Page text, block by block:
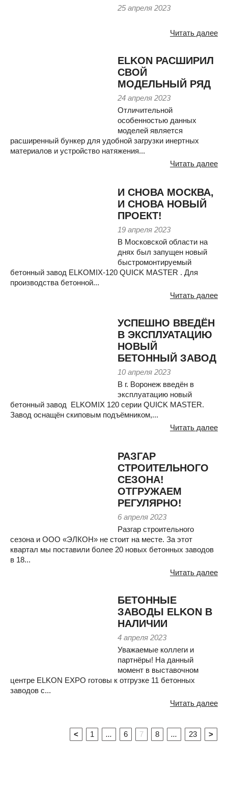
25 апреля 2023
Читать далее
ELKON РАСШИРИЛ
СВОЙ
МОДЕЛЬНЫЙ РЯД
24 апреля 2023
Отличительной
особенностью данных
моделей является
расширенный бункер для удобной загрузки инертных
материалов и устройство натяжения...
Читать далее
И СНОВА МОСКВА,
И СНОВА НОВЫЙ
ПРОЕКТ!
19 апреля 2023
В Московской области на
днях был запущен новый
быстромонтируемый
бетонный завод ELKOMIX-120 QUICK MASTER . Для
производства бетонной...
Читать далее
УСПЕШНО ВВЕДЁН
В ЭКСПЛУАТАЦИЮ
НОВЫЙ
БЕТОННЫЙ ЗАВОД
10 апреля 2023
В г. Воронеж введён в
эксплуатацию новый
бетонный завод ELKOMIX 120 серии QUICK MASTER.
Завод оснащён скиповым подъёмником,...
Читать далее
РАЗГАР
СТРОИТЕЛЬНОГО
СЕЗОНА!
ОТГРУЖАЕМ
РЕГУЛЯРНО!
6 апреля 2023
Разгар строительного
сезона и ООО «ЭЛКОН» не стоит на месте. За этот
квартал мы поставили более 20 новых бетонных заводов
в 18...
Читать далее
БЕТОННЫЕ
ЗАВОДЫ ELKON В
НАЛИЧИИ
4 апреля 2023
Уважаемые коллеги и
партнёры! На данный
момент в выставочном
центре ELKON EXPO готовы к отгрузке 11 бетонных
заводов с...
Читать далее
< 1 ... 6 7 8 ... 23 >